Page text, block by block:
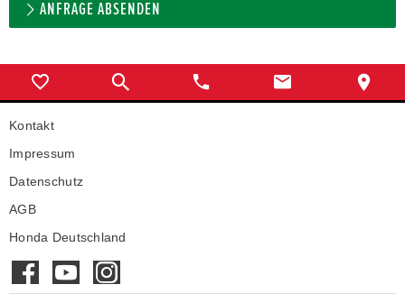
ANFRAGE ABSENDEN
Kontakt
Impressum
Datenschutz
AGB
Honda Deutschland